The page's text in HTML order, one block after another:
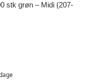
stk grøn – Midi (207-